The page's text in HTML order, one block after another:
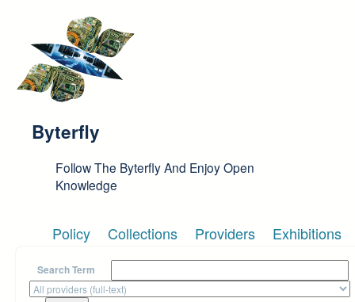
Byterfly
Follow The Byterfly And Enjoy Open
Knowledge
Policy Collections Providers Exhibitions
Search Term